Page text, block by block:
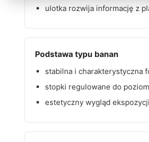
ulotka rozwija informację z
Podstawa typu banan
stabilna i charakterystyczna
stopki regulowane do
estetyczny wygląd